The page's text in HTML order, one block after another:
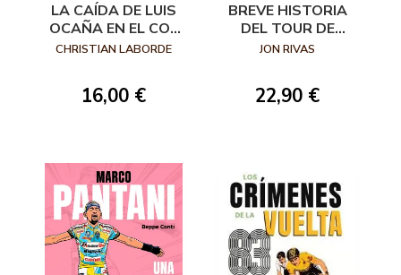
LA CAÍDA DE LUIS
OCAÑA EN EL COL
DE MENTÉ
CHRISTIAN LABORDE
16,00 €
BREVE HISTORIA
DEL TOUR DE
FRANCIA
JON RIVAS
22,90 €